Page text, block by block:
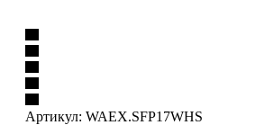
Артикул: WAEX.SFP17WHS